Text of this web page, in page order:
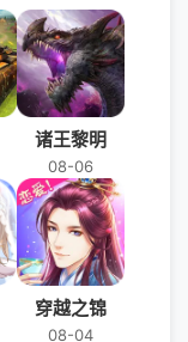
诸王黎明
08-06
穿越之锦
08-04